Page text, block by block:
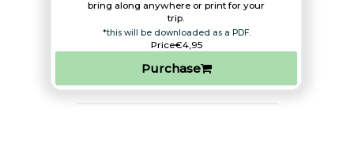
bring along anywhere or print for your
trip.​
*this will be downloaded as a PDF.
Price€4,95
Purchase